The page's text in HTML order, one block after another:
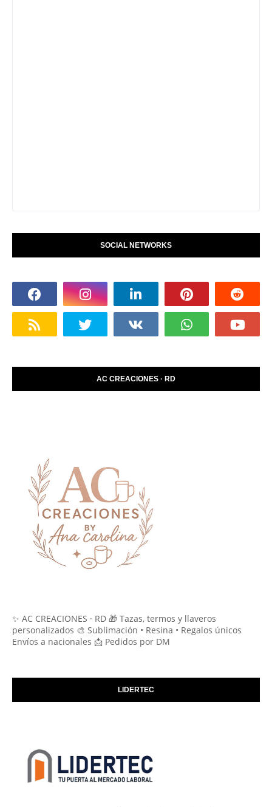
SOCIAL NETWORKS
AC CREACIONES · RD
✨ AC CREACIONES · RD 🎁 Tazas, termos y llaveros
personalizados 🎨 Sublimación • Resina • Regalos únicos
Envíos a nacionales 📩 Pedidos por DM
LIDERTEC